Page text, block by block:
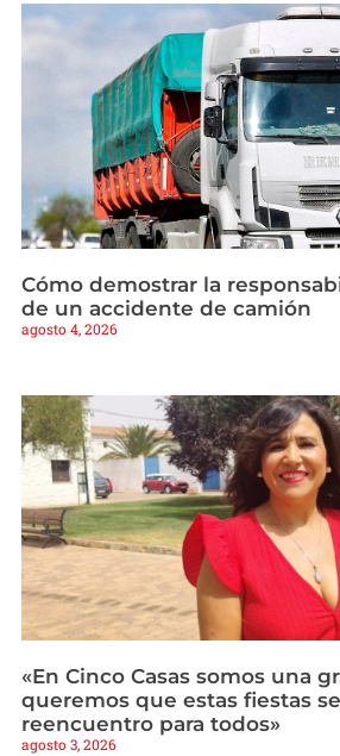
Cómo demostrar la
de un accidente de camión
agosto 4, 2026
«En Cinco Casas somos una
queremos que estas fiestas
reencuentro para todos»
agosto 3, 2026